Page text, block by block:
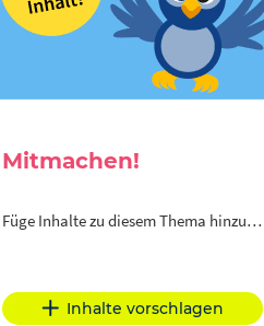
Mitmachen!
Füge Inhalte zu diesem Thema hinzu…
Inhalte vorschlagen